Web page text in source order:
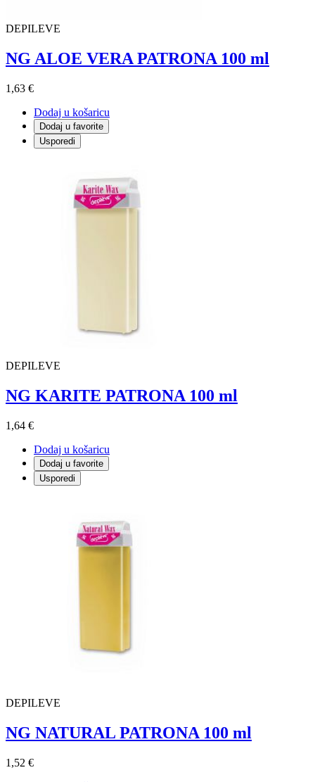
DEPILEVE
NG ALOE VERA PATRONA 100 ml
1,63 €
Dodaj u košaricu
Dodaj u favorite
Usporedi
DEPILEVE
NG KARITE PATRONA 100 ml
1,64 €
Dodaj u košaricu
Dodaj u favorite
Usporedi
DEPILEVE
NG NATURAL PATRONA 100 ml
1,52 €